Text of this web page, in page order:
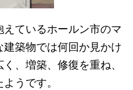
ているホールン市のマ
築物では何回か見かけ
、増築、修復を重ね、
うです。